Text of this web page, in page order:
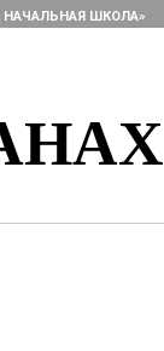
ШКОЛА»